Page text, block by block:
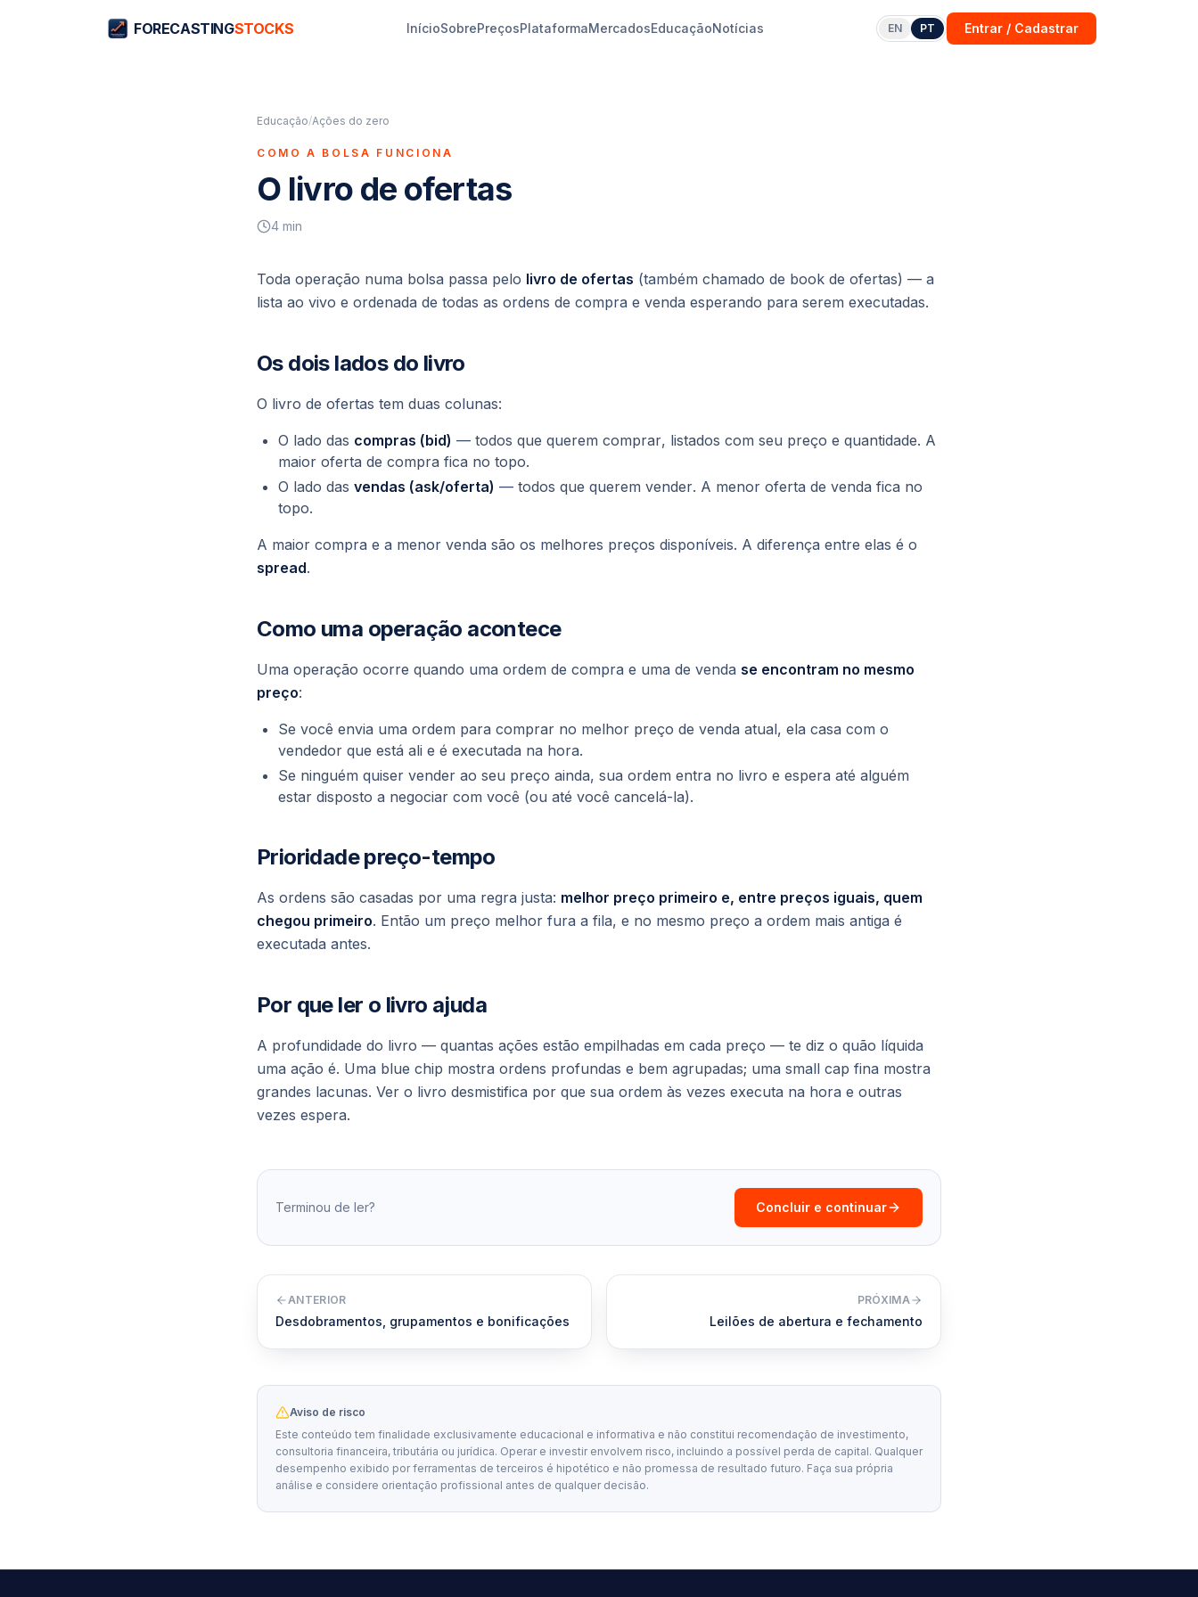
FORECASTINGSTOCKS InícioSobrePreçosPlataformaMercadosEducaçãoNotícias EN PT Entrar / Cadastrar
Educação/Ações do zero
COMO A BOLSA FUNCIONA
O livro de ofertas
4 min
Toda operação numa bolsa passa pelo livro de ofertas (também chamado de book de ofertas) — a
lista ao vivo e ordenada de todas as ordens de compra e venda esperando para serem executadas.
Os dois lados do livro
O livro de ofertas tem duas colunas:
O lado das compras (bid) — todos que querem comprar, listados com seu preço e quantidade. A
maior oferta de compra fica no topo.
O lado das vendas (ask/oferta) — todos que querem vender. A menor oferta de venda fica no
topo.
A maior compra e a menor venda são os melhores preços disponíveis. A diferença entre elas é o
spread.
Como uma operação acontece
Uma operação ocorre quando uma ordem de compra e uma de venda se encontram no mesmo
preço:
Se você envia uma ordem para comprar no melhor preço de venda atual, ela casa com o
vendedor que está ali e é executada na hora.
Se ninguém quiser vender ao seu preço ainda, sua ordem entra no livro e espera até alguém
estar disposto a negociar com você (ou até você cancelá-la).
Prioridade preço-tempo
As ordens são casadas por uma regra justa: melhor preço primeiro e, entre preços iguais, quem
chegou primeiro. Então um preço melhor fura a fila, e no mesmo preço a ordem mais antiga é
executada antes.
Por que ler o livro ajuda
A profundidade do livro — quantas ações estão empilhadas em cada preço — te diz o quão líquida
uma ação é. Uma blue chip mostra ordens profundas e bem agrupadas; uma small cap fina mostra
grandes lacunas. Ver o livro desmistifica por que sua ordem às vezes executa na hora e outras
vezes espera.
Terminou de ler? Concluir e continuar
ANTERIOR
Desdobramentos, grupamentos e bonificações
PRÓXIMA
Leilões de abertura e fechamento
Aviso de risco
Este conteúdo tem finalidade exclusivamente educacional e informativa e não constitui recomendação de investimento,
consultoria financeira, tributária ou jurídica. Operar e investir envolvem risco, incluindo a possível perda de capital. Qualquer
desempenho exibido por ferramentas de terceiros é hipotético e não promessa de resultado futuro. Faça sua própria
análise e considere orientação profissional antes de qualquer decisão.